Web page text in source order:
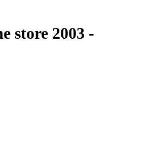
store 2003 -